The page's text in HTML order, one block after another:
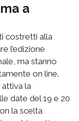
a
costretti alla
l’edizione
ma stanno
on line.
la
date del 19 e 20
la scelta